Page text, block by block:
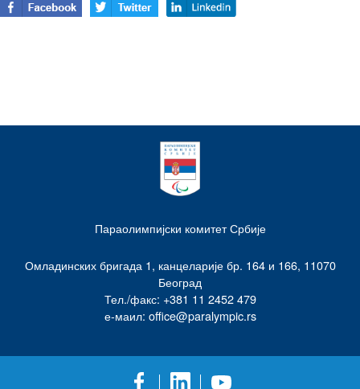
Параолимпијски комитет Србије
Омладинских бригада 1, канцеларије бр. 164 и 166, 11070
Београд
Тел./факс: +381 11 2452 479
е-маил: office@paralympic.rs